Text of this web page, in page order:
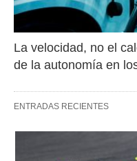
La velocidad, no el
de la autonomía en
ENTRADAS RECIENTES